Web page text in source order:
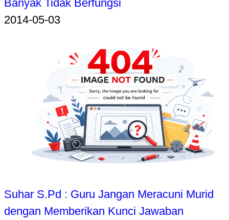
Banyak Tidak Berfungsi
2014-05-03
Suhar S.Pd : Guru Jangan Meracuni Murid
dengan Memberikan Kunci Jawaban